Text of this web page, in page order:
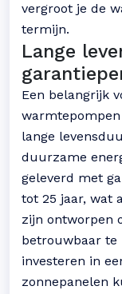
vergroot je de
termijn.
Lange
Een belangrijk
lange
duurzame
geleverd met
tot 25 jaar, wat
zijn ontworpen
betrouwbaar te
investeren in
zonnepanelen